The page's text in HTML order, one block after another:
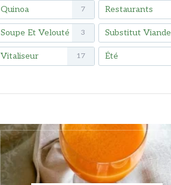
Quinoa 7 Restaurants
Soupe Et Velouté 3 Substitut Viande
Vitaliseur 17 Été